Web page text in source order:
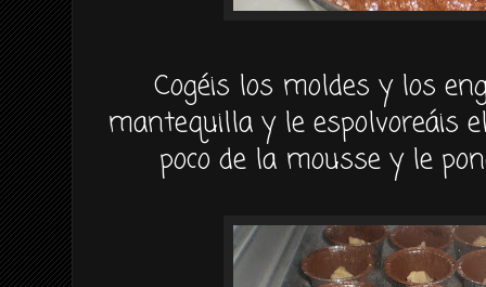
Cogéis los moldes y los
mantequilla y le espolvoreáis
poco de la mousse y le